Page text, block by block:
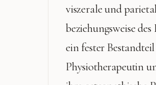
viszerale und
beziehungsweise
ein fester
Physiotherapeutin